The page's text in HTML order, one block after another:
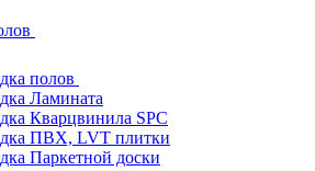
полов
Ламината
Кварцвинила SPC
ПВХ, LVT плитки
Паркетной доски